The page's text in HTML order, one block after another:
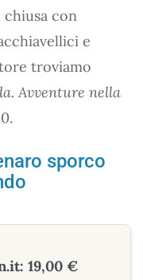
chiusa con
e
troviamo
Avventure nella
sporco
19,00 €